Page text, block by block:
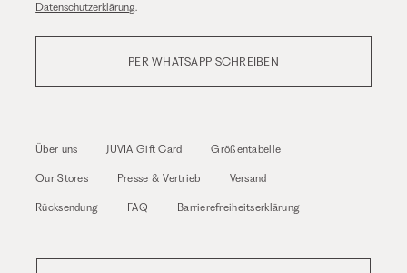
Datenschutzerklärung
PER WHATSAPP SCHREIBEN
Über uns JUVIA Gift Card Größentabelle
Our Stores Presse & Vertrieb Versand
Rücksendung FAQ Barrierefreiheitserklärung